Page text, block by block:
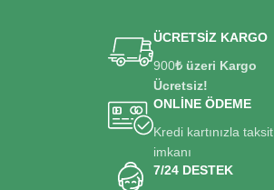
ÜCRETSİZ KARGO
900₺ üzeri Kargo
Ücretsiz!
ONLİNE ÖDEME
Kredi kartınızla taksit
imkanı
7/24 DESTEK